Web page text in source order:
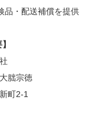
品・配送補償を提供
朏宗徳
町2-1